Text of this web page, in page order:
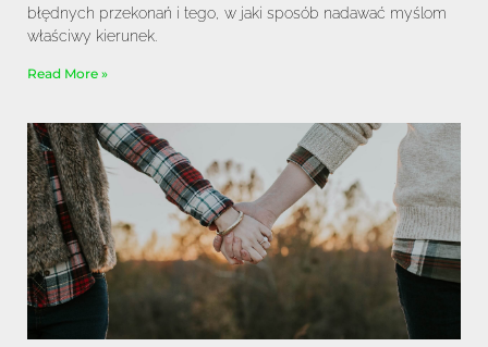
błędnych przekonań i tego, w jaki sposób nadawać myślom
właściwy kierunek.
Read More »